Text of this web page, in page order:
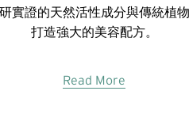
實證的天然活性成分與傳統植物
打造強大的美容配方。
Read More